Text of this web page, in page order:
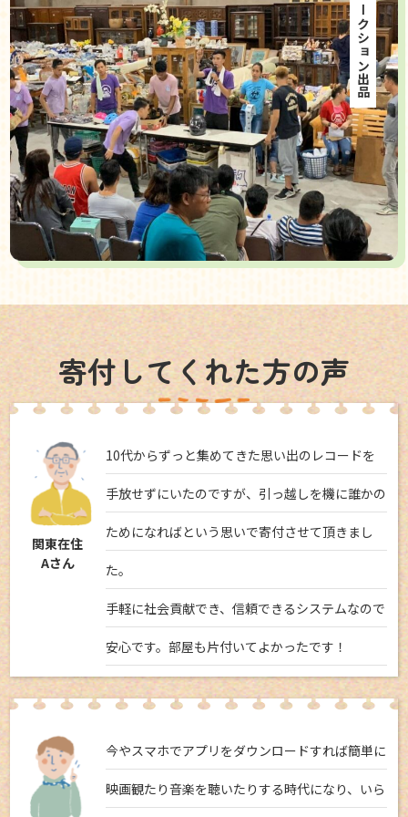
海外オークション出品
寄付してくれた方の声
関東在住
Aさん
10代からずっと集めてきた思い出のレコードを
手放せずにいたのですが、引っ越しを機に誰かの
ためになればという思いで寄付させて頂きまし
た。
手軽に社会貢献でき、信頼できるシステムなので
安心です。部屋も片付いてよかったです！
今やスマホでアプリをダウンロードすれば簡単に
映画観たり音楽を聴いたりする時代になり、いら